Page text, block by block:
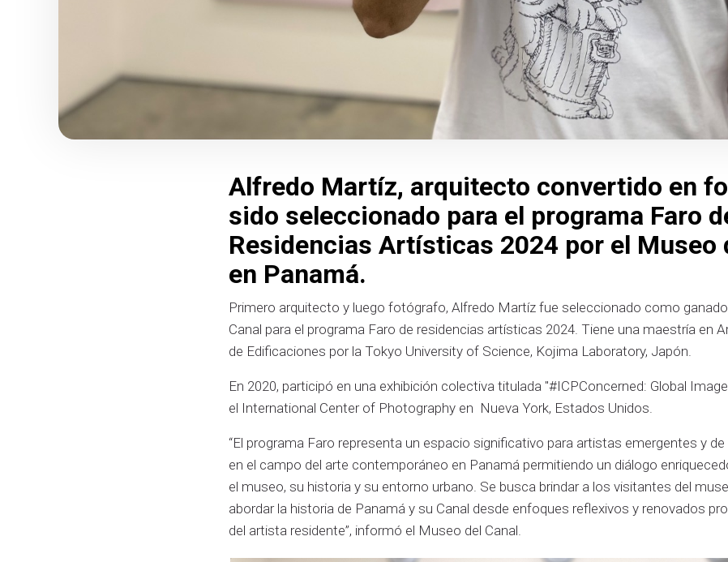
Alfredo Martíz, arquitecto convertido en
sido seleccionado para el programa Faro
Residencias Artísticas 2024 por el Museo
en Panamá.
Primero arquitecto y luego fotógrafo, Alfredo Martíz fue seleccionado como
Canal para el programa Faro de residencias artísticas 2024. Tiene una maestría en
de Edificaciones por la Tokyo University of Science, Kojima Laboratory, Japón.
En 2020, participó en una exhibición colectiva titulada "#ICPConcerned: Global
el International Center of Photography en Nueva York, Estados Unidos.
“El programa Faro representa un espacio significativo para artistas emergentes y
en el campo del arte contemporáneo en Panamá permitiendo un diálogo
el museo, su historia y su entorno urbano. Se busca brindar a los visitantes del
abordar la historia de Panamá y su Canal desde enfoques reflexivos y renovados
del artista residente”, informó el Museo del Canal.